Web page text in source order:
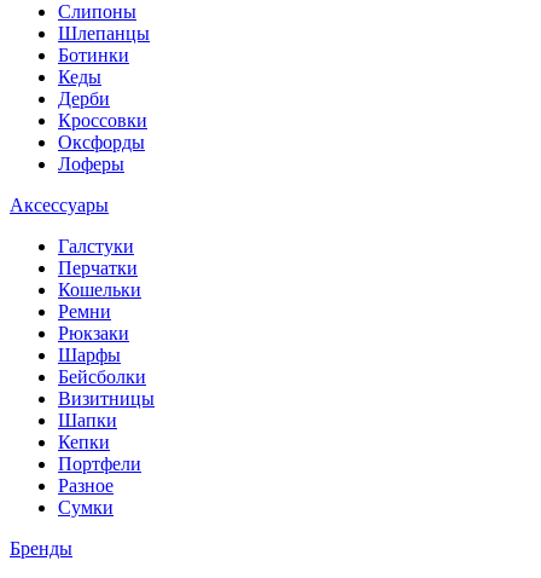
Слипоны
Шлепанцы
Ботинки
Кеды
Дерби
Кроссовки
Оксфорды
Лоферы
Аксессуары
Галстуки
Перчатки
Кошельки
Ремни
Рюкзаки
Шарфы
Бейсболки
Визитницы
Шапки
Кепки
Портфели
Разное
Сумки
Бренды